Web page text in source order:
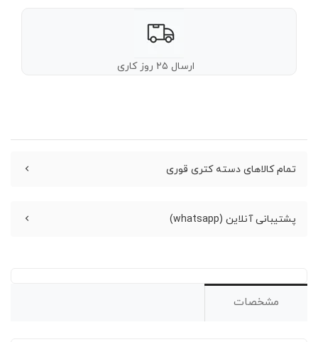
ارسال ۲۵ روز کاری
تمام کالاهای دسته کتری قوری
پشتیبانی آنلاین (whatsapp)
مشخصات